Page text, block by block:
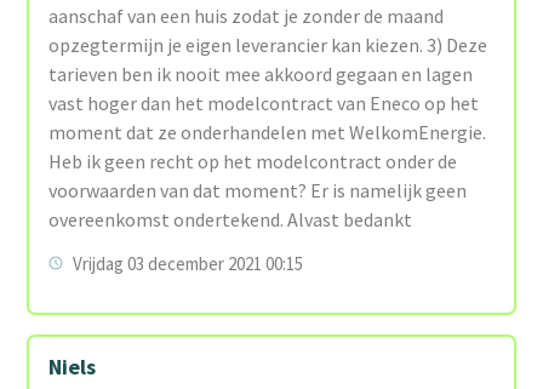
aanschaf van een huis zodat je zonder de maand
opzegtermijn je eigen leverancier kan kiezen. 3) Deze
tarieven ben ik nooit mee akkoord gegaan en lagen
vast hoger dan het modelcontract van Eneco op het
moment dat ze onderhandelen met WelkomEnergie.
Heb ik geen recht op het modelcontract onder de
voorwaarden van dat moment? Er is namelijk geen
overeenkomst ondertekend. Alvast bedankt
Vrijdag 03 december 2021 00:15
Niels